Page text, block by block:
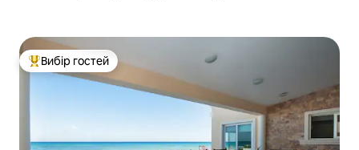
Топ вибір гостей
Вибір гостей